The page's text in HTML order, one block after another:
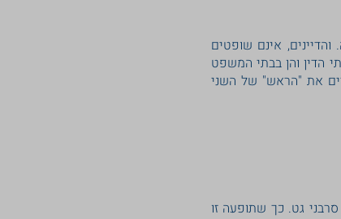
אינם שופטים
הדין והן בבתי המשפט
את "הראש" של השני
סרבני גט. כך שתופעה זו